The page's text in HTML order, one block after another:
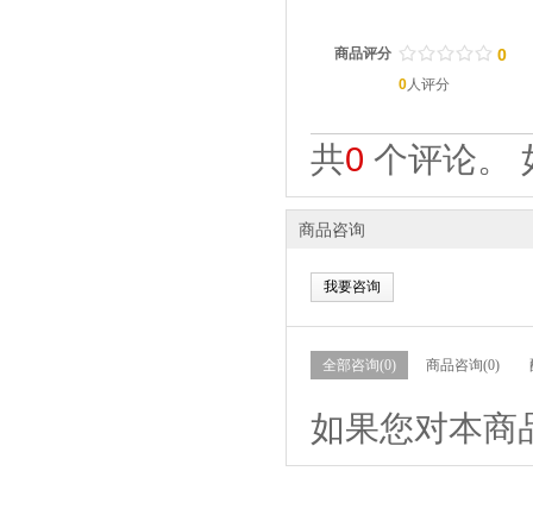
商品评分 / / / / /
. . . . . 0
0人评分
共0 个评论。
商品咨询
我要咨询
全部咨询(0) 商品咨询(0)
如果您对本商